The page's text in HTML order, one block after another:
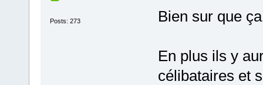
Posts: 273 Bien sur que
En plus ils y
célibataires et